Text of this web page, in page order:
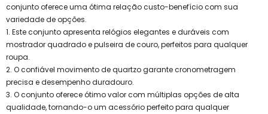
conjunto oferece uma ótima relação custo-benefício com sua
variedade de opções.
1. Este conjunto apresenta relógios elegantes e duráveis ​​com
mostrador quadrado e pulseira de couro, perfeitos para qualquer
roupa.
2. O confiável movimento de quartzo garante cronometragem
precisa e desempenho duradouro.
3. O conjunto oferece ótimo valor com múltiplas opções de alta
qualidade, tornando-o um acessório perfeito para qualquer